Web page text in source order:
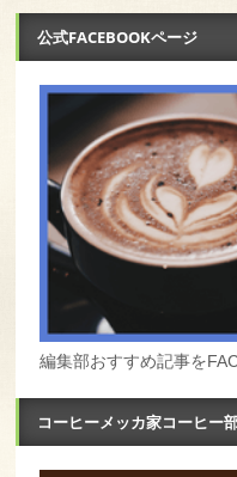
公式FACEBOOKページ
編集部おすすめ記事を
コーヒーメッカ家コーヒー